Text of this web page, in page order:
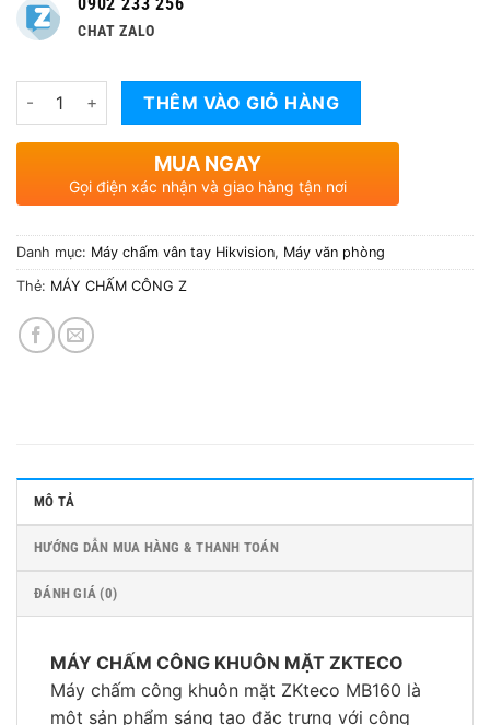
CHAT ZALO
Số lượng THÊM VÀO GIỎ HÀNG
MUA NGAY
Gọi điện xác nhận và giao hàng tận nơi
Danh mục: Máy chấm vân tay Hikvision, Máy văn phòng
Thẻ: MÁY CHẤM CÔNG Z
MÔ TẢ
HƯỚNG DẪN MUA HÀNG & THANH TOÁN
ĐÁNH GIÁ (0)
MÁY CHẤM CÔNG KHUÔN MẶT ZKTECO
Máy chấm công khuôn mặt ZKteco MB160 là
một sản phẩm sáng tạo đặc trưng với công